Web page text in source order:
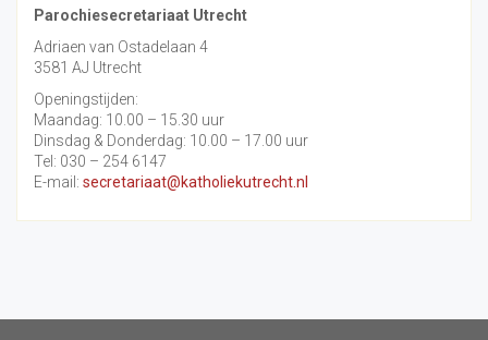
Parochiesecretariaat Utrecht
Adriaen van Ostadelaan 4
3581 AJ Utrecht
Openingstijden:
Maandag: 10.00 – 15.30 uur
Dinsdag & Donderdag: 10.00 – 17.00 uur
Tel: 030 – 254 6147
E-mail: secretariaat@katholiekutrecht.nl